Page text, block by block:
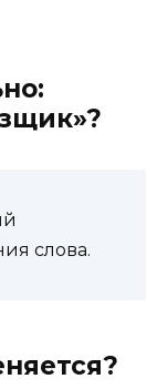
слова.